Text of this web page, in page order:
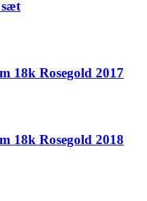
sæt
18k Rosegold 2017
18k Rosegold 2018